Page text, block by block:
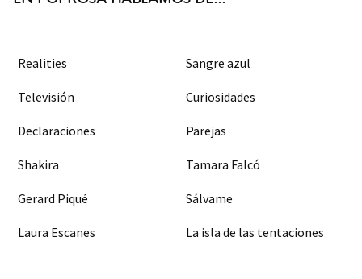
Realities Sangre azul
Televisión Curiosidades
Declaraciones Parejas
Shakira Tamara Falcó
Gerard Piqué Sálvame
Laura Escanes La isla de las tentaciones